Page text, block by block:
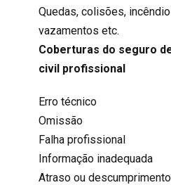
Quedas, colisões,
vazamentos etc.
Coberturas do seguro
civil profissional
Erro técnico
Omissão
Falha profissional
Informação inadequada
Atraso ou